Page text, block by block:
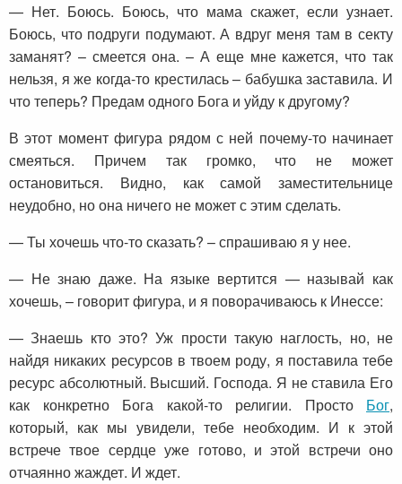
— Нет. Боюсь. Боюсь, что мама скажет, если узнает.
Боюсь, что подруги подумают. А вдруг меня там в секту
заманят? – смеется она. – А еще мне кажется, что так
нельзя, я же когда-то крестилась – бабушка заставила. И
что теперь? Предам одного Бога и уйду к другому?
В этот момент фигура рядом с ней почему-то начинает
смеяться. Причем так громко, что не может
остановиться. Видно, как самой заместительнице
неудобно, но она ничего не может с этим сделать.
— Ты хочешь что-то сказать? – спрашиваю я у нее.
— Не знаю даже. На языке вертится — называй как
хочешь, – говорит фигура, и я поворачиваюсь к Инессе:
— Знаешь кто это? Уж прости такую наглость, но, не
найдя никаких ресурсов в твоем роду, я поставила тебе
ресурс абсолютный. Высший. Господа. Я не ставила Его
как конкретно Бога какой-то религии. Просто Бог,
который, как мы увидели, тебе необходим. И к этой
встрече твое сердце уже готово, и этой встречи оно
отчаянно жаждет. И ждет.